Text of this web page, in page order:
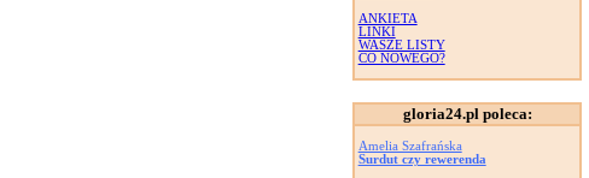
ANKIETA
LINKI
WASZE LISTY
CO NOWEGO?
gloria24.pl poleca:
Amelia Szafrańska
Surdut czy rewerenda